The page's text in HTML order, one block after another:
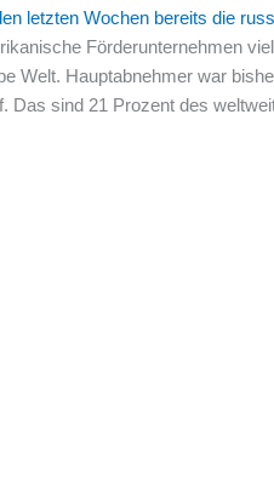
letzten Wochen bereits die
Förderunternehmen
Welt. Hauptabnehmer war
sind 21 Prozent des